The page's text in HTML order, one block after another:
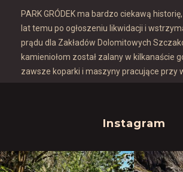
PARK GRÓDEK ma bardzo ciekawą
lat temu po ogłoszeniu likwidacji i
prądu dla Zakładów Dolomitowych
kamieniołom został zalany w kilkanaście
zawsze koparki i maszyny pracujące przy
Instagram